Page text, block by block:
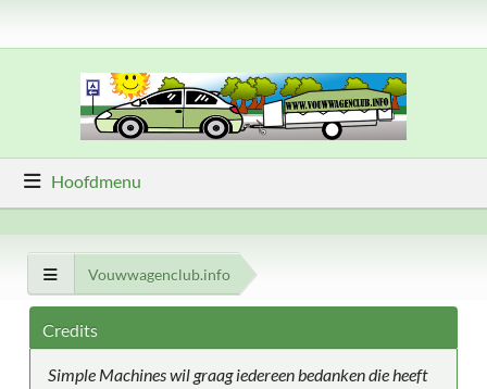
Hoofdmenu
Vouwwagenclub.info
Credits
Simple Machines wil graag iedereen bedanken die heeft